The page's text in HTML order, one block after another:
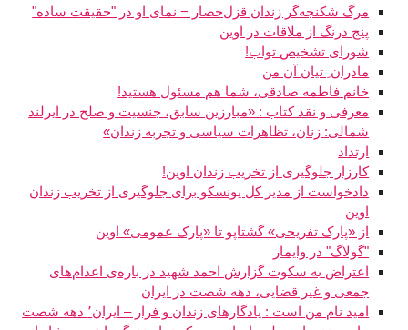
مرگ شکنجه‌گر زندان قزل‌حصار − نمای او در "حقیقت‌ ساده"
پنج درنگ از ملاقات در اوین
شورای تشخیص تواب!
مادران ِ تیان آن من
خانم فاطمه صادقی، شما هم مسئول هستید!
معرفی و نقد کتاب : «مبارزین سابق، جنسیت و صلح در ایرلند
شمالی: زنان، تظاهرات سیاسی و تجربه زندان»
ارتداد
کارزار جلوگیری از تخریب زندان اوین!
دادخواست از مدیر کل یونسکو برای جلوگیری از تخریب زندان
اوین
از «پارک تفریحی» گشتاپو تا «پارک عمومی» اوین
"گولاگ" در وایمار
اعتراض به سکوت گزارش احمد شهید در باره‌ی اعدام‌های
جمعی و غیر قضایی، دهه شصت در ایران
امید نام من است : یادگارهای زندان و فرار – ایران٬ دهه شصت